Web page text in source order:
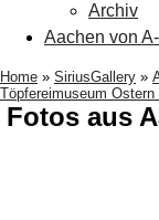
Archiv
Aachen von
Home » SiriusGallery »
Töpfereimuseum Ostern
Fotos aus